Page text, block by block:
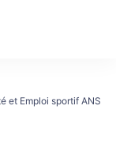
et Emploi sportif ANS